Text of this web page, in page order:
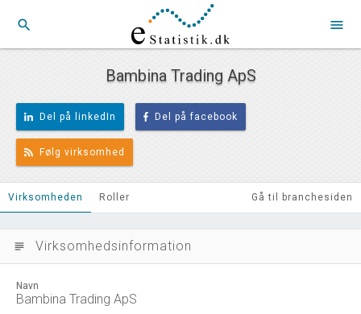
search menu
Bambina Trading ApS
Del på linkedIn Del på facebook
Følg virksomhed
Virksomheden Roller Gå til branchesiden
subject Virksomhedsinformation
Navn
Bambina Trading ApS